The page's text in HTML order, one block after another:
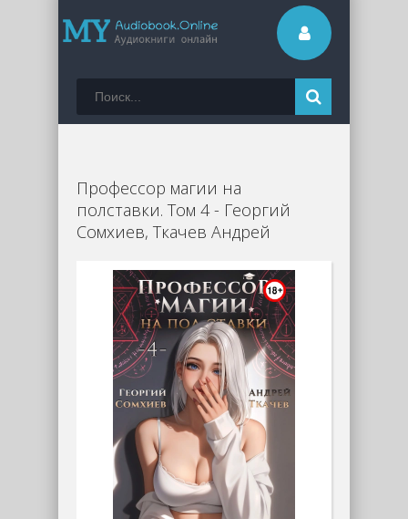
Профессор магии на
полставки. Том 4 - Георгий
Сомхиев, Ткачев Андрей